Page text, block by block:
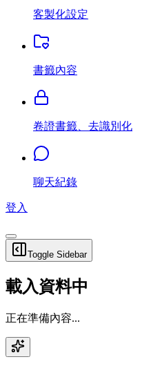
客製化設定
書籤內容
卷證書籤、去識別化
聊天紀錄
登入
Toggle Sidebar
載入資料中
正在準備內容...